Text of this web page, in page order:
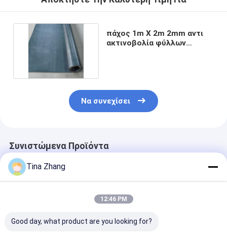
πάχος 1m X 2m 2mm αντι
ακτινοβολία φύλλων
Να συνεχίσει
Συνιστώμενα Προϊόντα
Tina Zhang
12:46 PM
Good day, what product are you looking for?